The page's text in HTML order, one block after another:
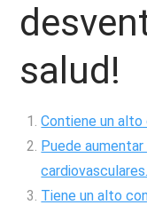
salud!
Contiene un
Puede
cardiovasculares.
Tiene un alto